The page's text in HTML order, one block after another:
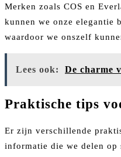
Merken zoals COS en
kunnen we onze elegantie
waardoor we onszelf
Lees ook: De charme
Praktische tips
Er zijn verschillende
informatie die we delen op